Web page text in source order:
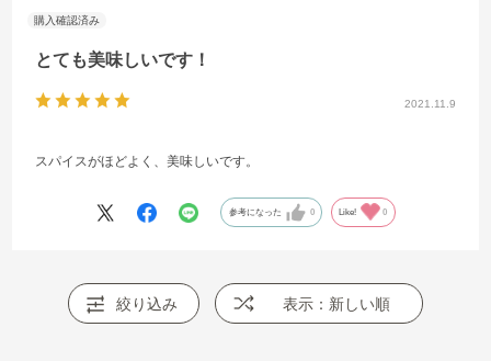
2021.11.9
とても美味しいです！
スパイスがほどよく、美味しいです。
参考になった 0 Like! 0
絞り込み 表示：新しい順